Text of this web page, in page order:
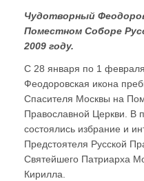
Чудотворный
Поместном Соборе
2009 году.
С 28 января по 1
Феодоровская икона
Спасителя Москвы на
Православной Церкви. В
состоялись избрание и
Предстоятеля Русской
Святейшего Патриарха
Кирилла.